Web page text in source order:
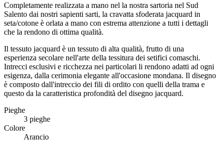
Completamente realizzata a mano nel la nostra sartoria nel Sud
Salento dai nostri sapienti sarti, la cravatta sfoderata jacquard in
seta/cotone è orlata a mano con estrema attenzione a tutti i dettagli
che la rendono di ottima qualità.
Il tessuto jacquard è un tessuto di alta qualità, frutto di una
esperienza secolare nell'arte della tessitura dei setifici comaschi.
Intrecci esclusivi e ricchezza nei particolari li rendono adatti ad ogni
esigenza, dalla cerimonia elegante all'occasione mondana. Il disegno
è composto dall'intreccio dei fili di ordito con quelli della trama e
questo da la caratteristica profondità del disegno jacquard.
Pieghe
3 pieghe
Colore
Arancio